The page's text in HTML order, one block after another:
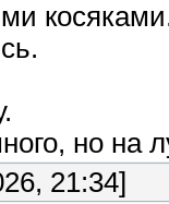
но на
21:34]